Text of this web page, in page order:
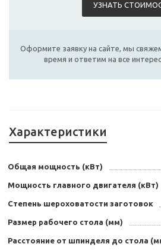
УЗНАТЬ
Оформите заявку на сайте, мы
время и ответим на все
Характеристики
Общая мощность (кВт)
Мощность главного двигателя (кВт)
Степень шероховатости заготовок
Размер рабочего стола (мм)
Расстояние от шпинделя до стола